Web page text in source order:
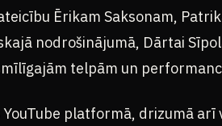
Ērikam Saksonam,
nodrošinājumā, Dārtai
telpām un
platformā, drizumā arī